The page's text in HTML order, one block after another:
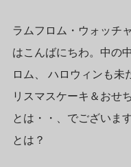
ラムフロム・ウォッチ
はこんばにちわ。中の
ロム、 ハロウィンも未
リスマスケーキ＆おせ
とは・・、でございま
とは？